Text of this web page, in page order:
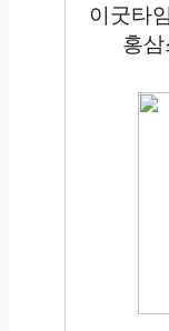
이굿타
홍삼